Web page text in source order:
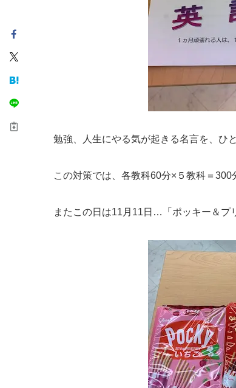
勉強、人生にやる気が起きる名言を、ひ
この対策では、各教科60分×５教科＝
またこの日は11月11日…「ポッキー＆